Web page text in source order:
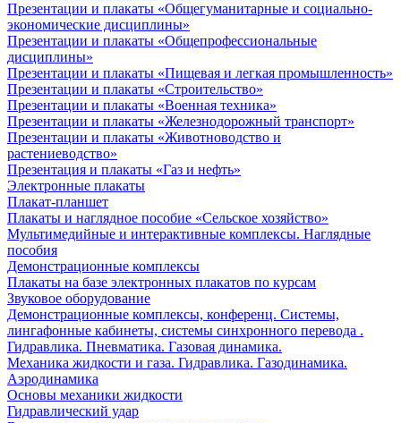
Презентации и плакаты «Общегуманитарные и социально-
экономические дисциплины»
Презентации и плакаты «Общепрофессиональные
дисциплины»
Презентации и плакаты «Пищевая и легкая промышленность»
Презентации и плакаты «Строительство»
Презентации и плакаты «Военная техника»
Презентации и плакаты «Железнодорожный транспорт»
Презентации и плакаты «Животноводство и
растениеводство»
Презентация и плакаты «Газ и нефть»
Электронные плакаты
Плакат-планшет
Плакаты и наглядное пособие «Сельское хозяйство»
Мультимедийные и интерактивные комплексы. Наглядные
пособия
Демонстрационные комплексы
Плакаты на базе электронных плакатов по курсам
Звуковое оборудование
Демонстрационные комплексы, конференц. Системы,
лингафонные кабинеты, системы синхронного перевода .
Гидравлика. Пневматика. Газовая динамика.
Механика жидкости и газа. Гидравлика. Газодинамика.
Аэродинамика
Основы механики жидкости
Гидравлический удар